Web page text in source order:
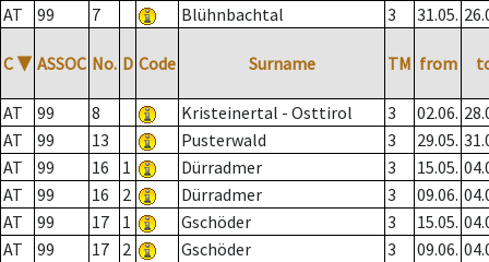
AT
99 7 Blühnbachtal 3 31.05.
C ▼ ASSOC No. D Code Surname TM from
AT 99 8 Kristeinertal - Osttirol 3 02.06.
AT
99 13 Pusterwald 3 29.05.
AT
99 16 1 Dürradmer 3 15.05.
AT
99 16 2 Dürradmer 3 09.06.
AT
99 17 1 Gschöder 3 15.05.
AT
99 17 2 Gschöder 3 09.06.